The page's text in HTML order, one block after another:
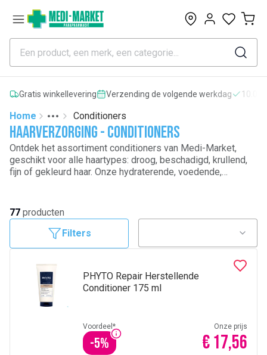
0
Gratis winkellevering Verzending de volgende werkdag
Home
More
Toggle menu
Conditioners
Haarverzorging - Conditioners
Ontdek het assortiment conditioners van Medi-Market,
geschikt voor alle haartypes: droog, beschadigd, krullend,
fijn of gekleurd haar. Onze hydraterende, voedende,
weer zachtheid en glans. Geniet van kwaliteitsproducten
voor een doeltreffende haarverzorgingsroutine thuis.
77 producten
Filters
PHYTO Repair Herstellende
Conditioner 175 ml
Voordeel*
-5%
Onze prijs
€ 17,56